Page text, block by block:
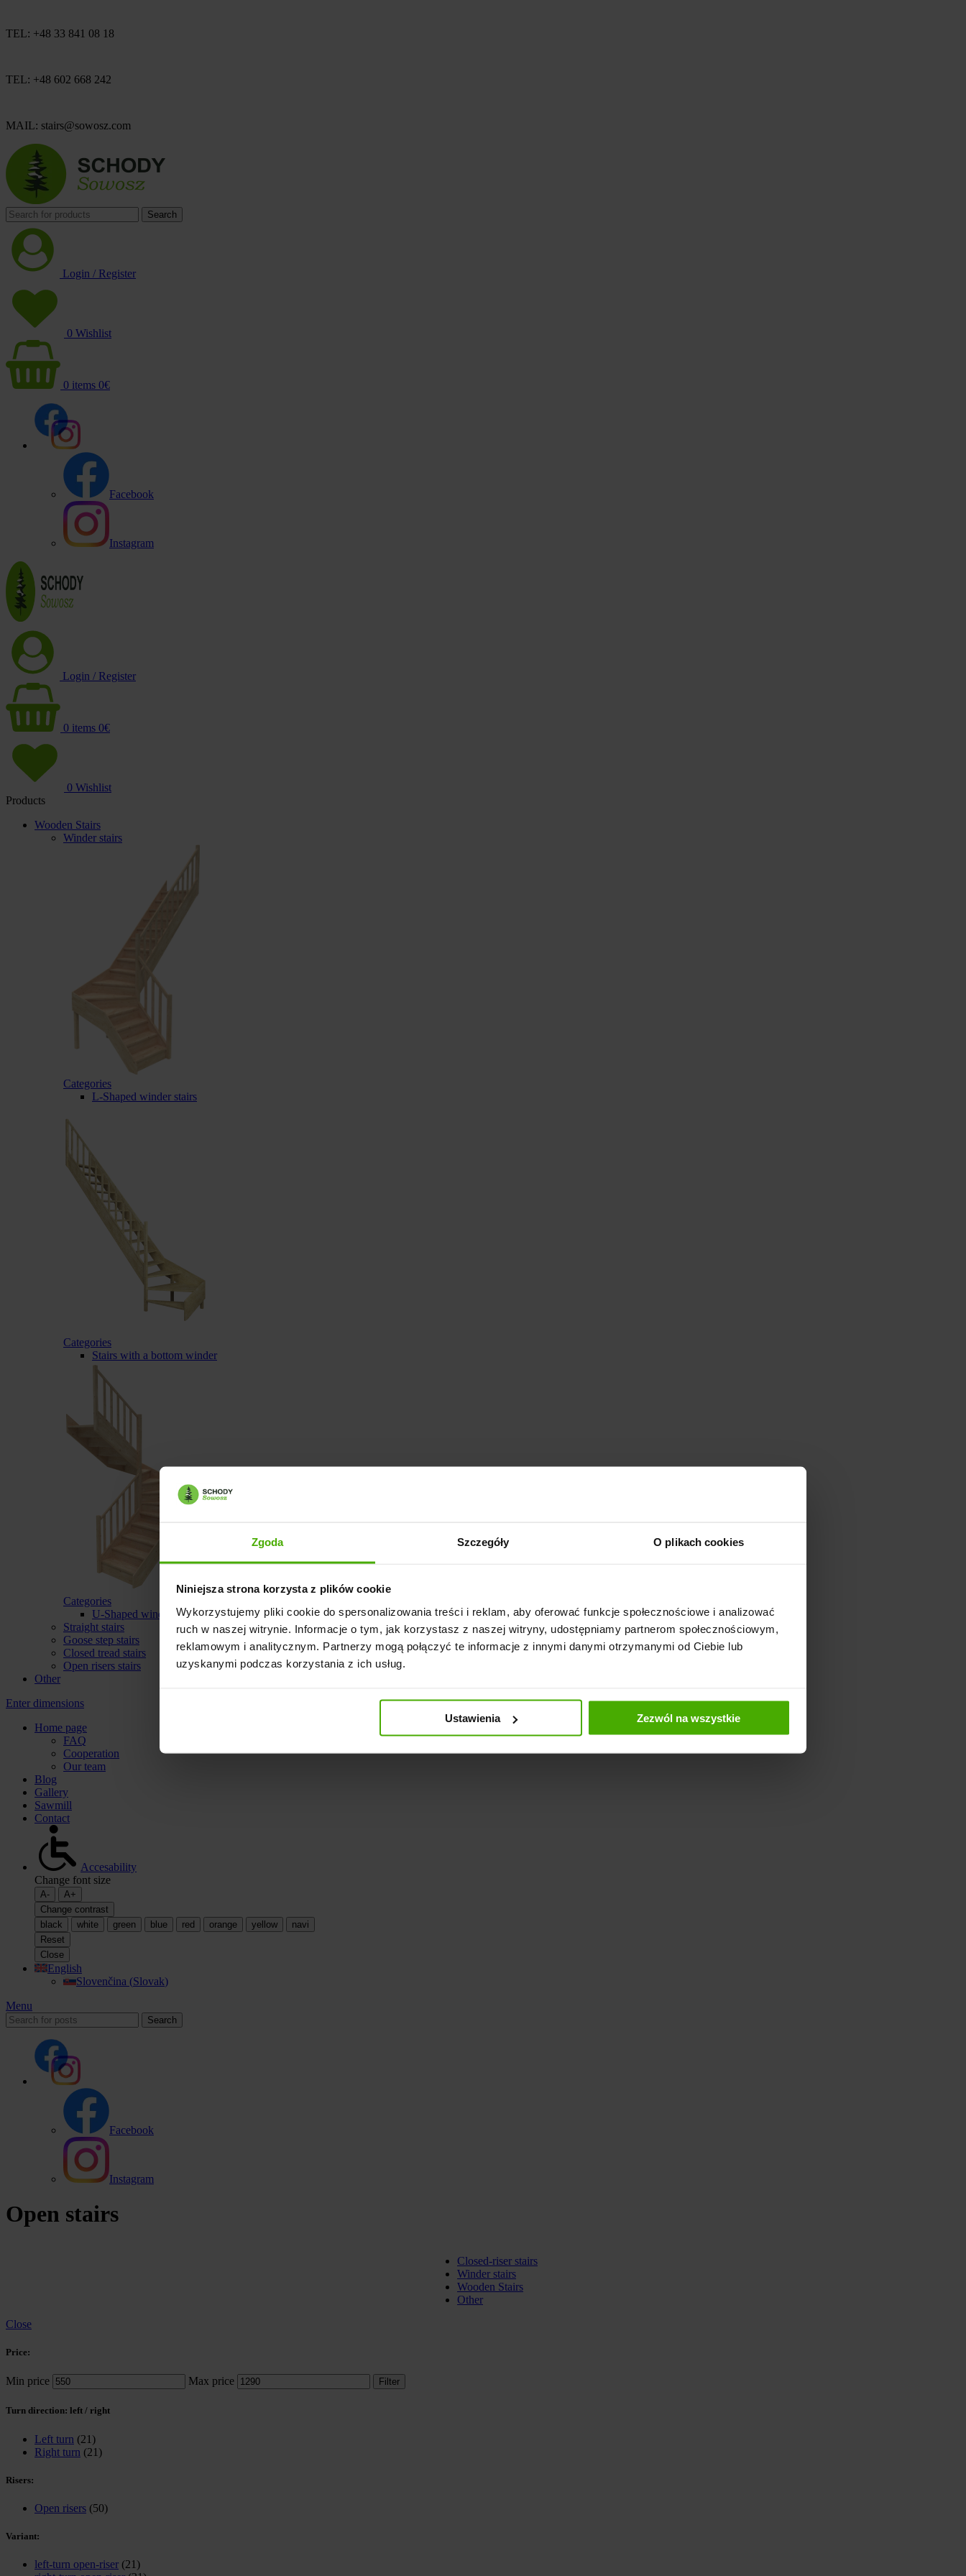
Zgoda Szczegóły O plikach cookies
Niniejsza strona korzysta z plików cookie
Wykorzystujemy pliki cookie do spersonalizowania treści i reklam, aby oferować funkcje społecznościowe i analizować
ruch w naszej witrynie. Informacje o tym, jak korzystasz z naszej witryny, udostępniamy partnerom społecznościowym,
reklamowym i analitycznym. Partnerzy mogą połączyć te informacje z innymi danymi otrzymanymi od Ciebie lub
uzyskanymi podczas korzystania z ich usług.
Ustawienia Zezwól na wszystkie
TEL: +48 33 841 08 18
TEL: +48 602 668 242
MAIL: stairs@sowosz.com
Search
Login / Register
0 Wishlist
0 items 0€
Facebook
Instagram
Login / Register
0 items 0€
0 Wishlist
Products
Wooden Stairs
Winder stairs
Categories
L-Shaped winder stairs
Categories
Stairs with a bottom winder
Categories
U-Shaped winder stairs
Straight stairs
Goose step stairs
Closed tread stairs
Open risers stairs
Other
Enter dimensions
Home page
FAQ
Cooperation
Our team
Blog
Gallery
Sawmill
Contact
Accesability
Change font size
A-
A+
Change contrast
black
white green blue red orange yellow
navi
Reset
Close
English
Slovenčina (Slovak)
Menu
Search
Facebook
Instagram
Open stairs
Closed-riser stairs
Winder stairs
Wooden Stairs
Other
Close
Price:
Min price Max price Filter
Turn direction: left / right
Left turn (21)
Right turn (21)
Risers:
Open risers (50)
Variant:
left-turn open-riser (21)